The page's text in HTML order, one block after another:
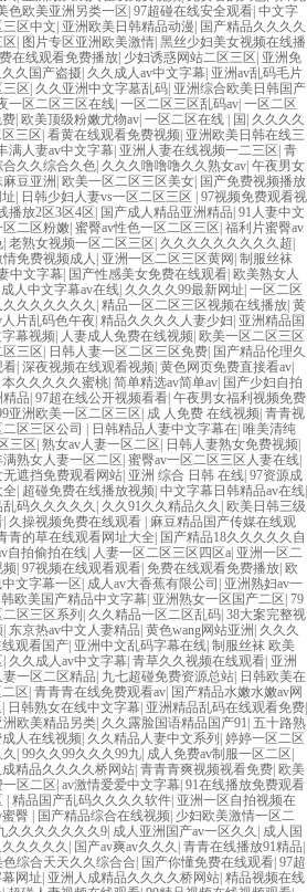
色欧美亚洲另类一区| 97超碰在线安全观看| 中文字
区中文| 亚洲欧美日韩精品动漫| 国产精品久久久久
区| 图片专区亚洲欧美激情| 黑丝少妇美女视频在线播
在线观看免费播放| 少妇诱惑网站二区三区| 亚洲免
久国产盗摄| 久久成人av中文字幕| 亚洲av乱码毛片
区| 久久亚洲中文字墓乱码| 亚洲综合欧美日韩国产
一区二区三区在线| 一区二区三区乱码av| 一区二区
| 欧美顶级粉嫩尤物av| 一区二区在线 | 国| 久久久久
三区| 看黄在线观看免费视频| 亚洲欧美日韩在线三
满人妻av中文字幕| 亚洲人妻在线视频一二三区| 青
合久久综合久色| 久久久噜噜噜久久熟女av| 午夜男女
豆亚洲 | 欧美一区二区三区美女| 国产免费视频播放
| 日韩少妇人妻vs一区二区三区 | 97视频免费观看视
播放2区3区4区| 国产成人精品亚洲精品| 91人妻中文
区二区粉嫩| 蜜臀av性色一区二区三区| 福利片蜜臀av
| 老熟女视频一区二区三区| 久久久久久久久久久超|
免费视频成人 | 亚洲一区二区三区黄网| 制服丝袜
中文字幕| 国产性感美女免费在线观看| 欧美熟女人
成人中文字幕av在线| 久久久久99最新网址| 一区二区
久久久久久久 | 精品一区二区三区视频在线播放| 黄
人片乱码色午夜| 精品久久久久人妻少妇| 亚洲精品国
幕视频| 人妻成人免费在线视频| 欧美一区二区三区
三区| 日韩人妻一区二区三区免费| 国产精品伦理久
看| 深夜视频在线观看视频| 黄色网页免费直接看av|
久久久久久蜜桃| 简单精选av简单av| 国产少妇自拍
精品| 97超在线公开视频看看| 午夜男女福利视频免费
亚洲欧美一区二区三区| 成 人免费 在线视频| 青青视
区三区公司 | 日韩精品人妻中文字幕在| 唯美清纯
三区| 熟女av人妻一区二区| 日韩人妻熟女免费视频|
满熟女人妻一区二区| 蜜臀av一区二区三区人妻在线|
无遮挡免费观看网站| 亚洲 综合 日韩 在线| 97资源成
全| 超碰免费在线播放视频| 中文字幕日韩精品av在线|
码久久久久久 | 久久91久久精品久久 | 欧美日韩三级
| 久操视频免费在线观看 | 麻豆精品国产传媒在线观
青的草在线观看网址大全| 国产精品18久久久久久自
自拍偷拍在线| 人妻一区二区三区四区a| 亚洲一区二
频| 97视频在线观看观看| 免费在线观看免费播放| 欧
中文字幕一区| 成人av大香蕉有限公司 | 亚洲熟妇av一
韩欧美国产精品中文字幕| 亚洲熟女一区国产二区| 79
区三区系列| 久久精品一区二区乱码| 38大案完整视
| 东京热av中文人妻精品| 黄色wang网站亚洲 | 久久久
观看国产| 亚洲中文乱码字幕在线| 制服丝袜 欧美
| 久久成人av中文字幕| 青草久久视频在线观看| 亚洲
妻一区二区精品| 九七超碰免费资源总站| 日韩欧美在
区| 青青青在线免费观看av| 国产精品水嫩水嫩av网
| 日韩熟女在线中文字幕| 亚洲精品乱码在线观看免费|
洲欧美精品另类| 久久露脸国语精品国产91| 五十路熟
人在线视频| 久久精品人妻中文系列| 婷婷一区二区
| 99久久99久久久99九| 成人免费av制服一区二区|
成精品久久久久桥网站| 青青青爽视频视看免费| 欧美
区二区| av激情爱爱中文字幕| 91在线播放免费观看
| 精品国产乱码久久久久软件| 亚洲一区自拍视频在
臀 | 国产精品综合在线视频| 少妇欧美激情一区二
久久久久久久久9| 成人亚洲国产av一区久久 | 成人国
久久久久 | 国产av爽av久久久 | 青青在线播放91精品|
色综合天天久久综合合| 国产你懂免费在线观看| 97超
网址| 亚洲人成精品久久久久桥网站| 精品视频在线